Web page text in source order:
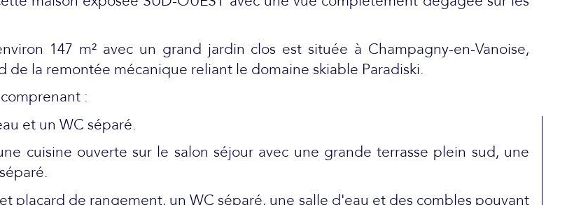
147 m² avec un grand jardin clos est située à Champagny-en-Vanoise,
la remontée mécanique reliant le domaine skiable Paradiski.
:
et un WC séparé.
cuisine ouverte sur le salon séjour avec une grande terrasse plein sud, une
placard de rangement, un WC séparé, une salle d'eau et des combles pouvant